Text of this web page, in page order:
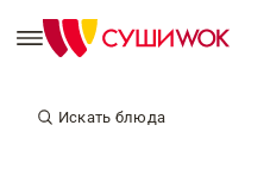
Искать блюда